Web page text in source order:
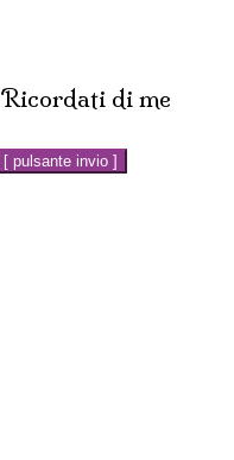
Ricordati di me
[ pulsante invio ]